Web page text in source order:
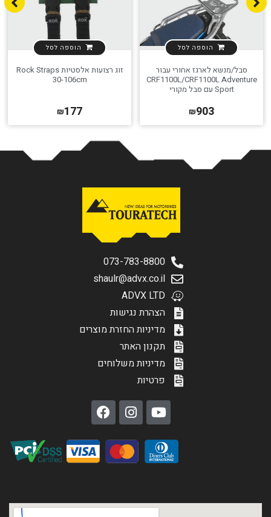
סבל/מנשא לארגז אחורי עבור
CRF1100L/CRF1100L Adventure
Sport עם סבל מקורי
₪903
הוספה לסל
זוג רצועות אלסטיות Rock Straps
30-106cm
₪177
הוספה לסל
073-783-8800
shaulr@advx.co.il
ADVX LTD
הצהרת נגישות
מדיניות החזרת מוצרים
תקנון האתר
מדיניות משלוחים
פרטיות